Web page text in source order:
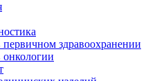
первичном здравоохранении
онкологии